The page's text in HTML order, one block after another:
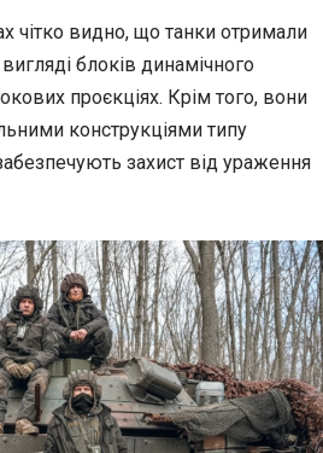
чітко видно, що танки отримали
блоків динамічного
проєкціях. Крім того, вони
конструкціями типу
захист від ураження